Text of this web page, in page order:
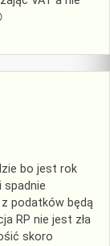
bo jest rok
spadnie
podatków będą
RP nie jest zła
skoro